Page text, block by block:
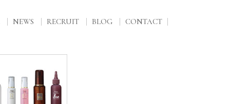
NEWS RECRUIT BLOG CONTACT